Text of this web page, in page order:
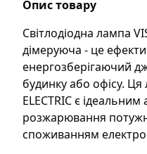
Опис товару
Світлодіодна лампа
дімеруюча - це
енергозберігаючий
будинку або офісу.
ELECTRIC є
розжарювання
споживанням